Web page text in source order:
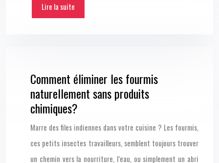
Lire la suite
Comment éliminer les fourmis
naturellement sans produits
chimiques?
Marre des files indiennes dans votre cuisine ? Les fourmis,
ces petits insectes travailleurs, semblent toujours trouver
un chemin vers la nourriture, l’eau, ou simplement un abri